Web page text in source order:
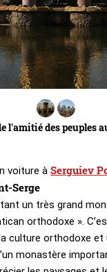
l'amitié des peuples
voiture à Serguiev
Serge
un très grand
orthodoxe ».
culture orthodoxe et
monastère